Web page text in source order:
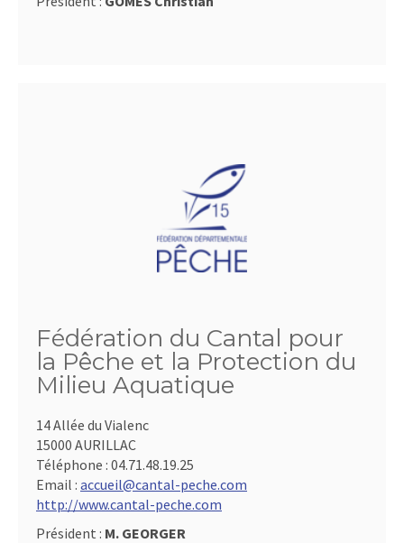
Fédération du Cantal pour
la Pêche et la Protection du
Milieu Aquatique
14 Allée du Vialenc
15000 AURILLAC
Téléphone : 04.71.48.19.25
Email : accueil@cantal-peche.com
http://www.cantal-peche.com
Président : M. GEORGER